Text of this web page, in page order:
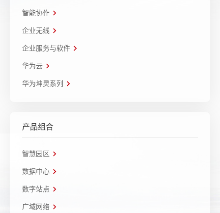
智能协作
企业无线
企业服务与软件
华为云
华为坤灵系列
产品组合
智慧园区
数据中心
数字站点
广域网络